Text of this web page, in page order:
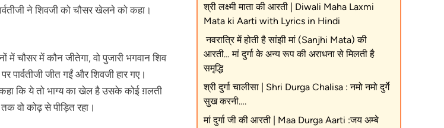
ने शिवजी को चौसर खेलने को कहा।
में चौसर में कौन जीतेगा, वो पुजारी भगवान शिव
जीत गईं और शिवजी हार गए।
कहा कि ये तो भाग्य का खेल है उसके कोई ग़लती
वो कोढ़ से पीड़ित रहा।
श्री लक्ष्मी माता की आरती | Diwali Maha Laxmi
Mata ki Aarti with Lyrics in Hindi
नवरात्रि में होती है सांझी मां (Sanjhi Mata) की
आरती… मां दुर्गा के अन्य रूप की अराधना से मिलती है
समृद्धि
श्री दुर्गा चालीसा | Shri Durga Chalisa : नमो नमो दुर्गे
सुख करनी….
मां दुर्गा जी की आरती | Maa Durga Aarti :जय अम्बे